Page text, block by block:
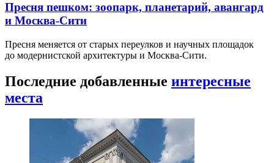
Пресня пешком: зоопарк, планетарий, авангард
и Москва-Сити
Пресня меняется от старых переулков и научных площадок
до модернистской архитектуры и Москва-Сити.
Последние добавленные интересные
места